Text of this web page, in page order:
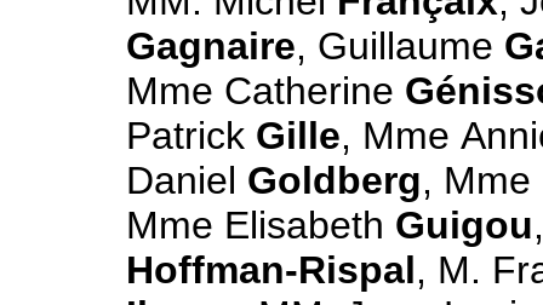
Gagnaire, Guillaume
Mme Catherine
Patrick Gille, Mme
Daniel Goldberg,
Mme Elisabeth Guigou
Hoffman-Rispal, M.